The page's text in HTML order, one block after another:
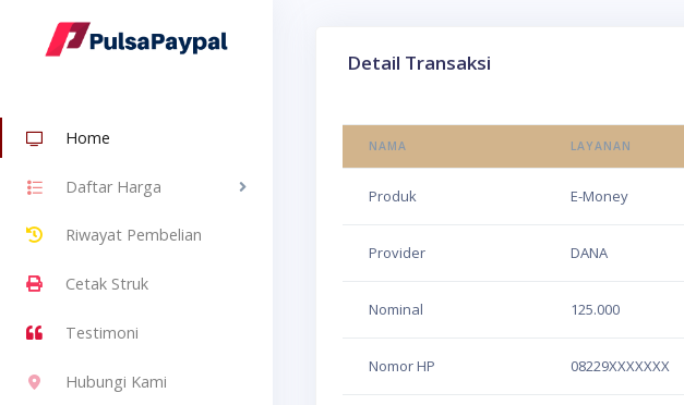
Home
Daftar Harga
Riwayat Pembelian
Cetak Struk
Testimoni
Hubungi Kami
Detail Transaksi
NAMA LAYANAN
Produk E-Money
Provider DANA
Nominal 125.000
Nomor HP 08229XXXXXXX